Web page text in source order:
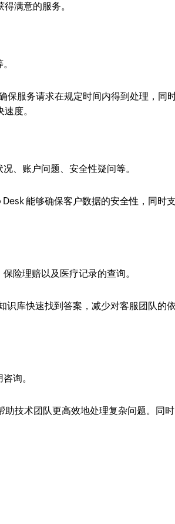
满意的服务。
保服务请求在规定时间内得到处理，同
度。
、账户问题、安全性疑问等。
能够确保客户数据的安全性，同时
险理赔以及医疗记录的查询。
识库快速找到答案，减少对客服团队的
询。
技术团队更高效地处理复杂问题。同